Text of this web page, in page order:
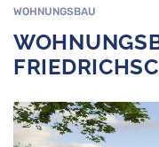
WOHNUNGSBAU